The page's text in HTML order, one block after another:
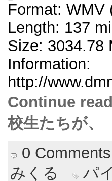
Format: WMV
Length: 137
Size: 3034.78
Information:
http://
Continue
校生たちが、
0 Comments
みくる
パ